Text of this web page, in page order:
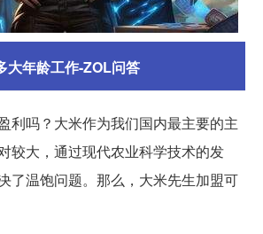
大年龄工作-ZOL问答
利吗？大米作为我们国内最主要的主
较大，通过现代农业科学技术的发
了温饱问题。那么，大米先生加盟可